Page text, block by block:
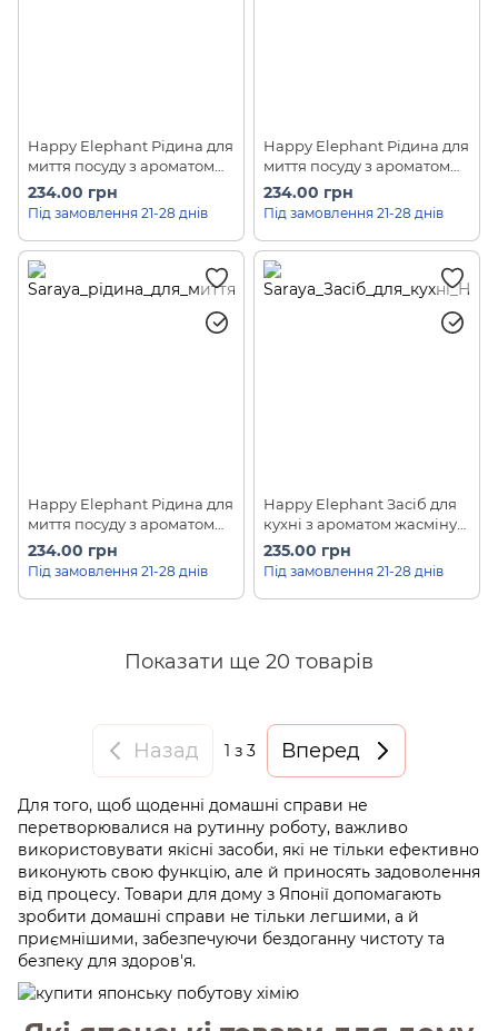
Happy Elephant Рідина для
миття посуду з ароматом
бамбуку Saraya (450 мл)
234.00 грн
Під замовлення 21-28 днів
Happy Elephant Рідина для
миття посуду з ароматом
жасміну Saraya (450 мл)
234.00 грн
Під замовлення 21-28 днів
Happy Elephant Рідина для
миття посуду з ароматом
юдзу Saraya (450 мл)
234.00 грн
Під замовлення 21-28 днів
Happy Elephant Засіб для
кухні з ароматом жасміну
Saraya (500 мл)
235.00 грн
Під замовлення 21-28 днів
Показати ще 20 товарів
Назад 1 з 3 Вперед
Для того, щоб щоденні домашні справи не
перетворювалися на рутинну роботу, важливо
використовувати якісні засоби, які не тільки ефективно
виконують свою функцію, але й приносять задоволення
від процесу. Товари для дому з Японії допомагають
зробити домашні справи не тільки легшими, а й
приємнішими, забезпечуючи бездоганну чистоту та
безпеку для здоров'я.